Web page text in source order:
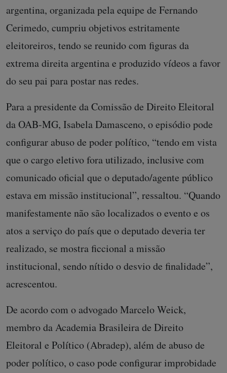
argentina, organizada pela equipe de Fernando
Cerimedo, cumpriu objetivos estritamente
eleitoreiros, tendo se reunido com figuras da
extrema direita argentina e produzido vídeos a favor
do seu pai para postar nas redes.
Para a presidente da Comissão de Direito Eleitoral
da OAB-MG, Isabela Damasceno, o episódio pode
configurar abuso de poder político, “tendo em vista
que o cargo eletivo fora utilizado, inclusive com
comunicado oficial que o deputado/agente público
estava em missão institucional”, ressaltou. “Quando
manifestamente não são localizados o evento e os
atos a serviço do país que o deputado deveria ter
realizado, se mostra ficcional a missão
institucional, sendo nítido o desvio de finalidade”,
acrescentou.
De acordo com o advogado Marcelo Weick,
membro da Academia Brasileira de Direito
Eleitoral e Político (Abradep), além de abuso de
poder político, o caso pode configurar improbidade